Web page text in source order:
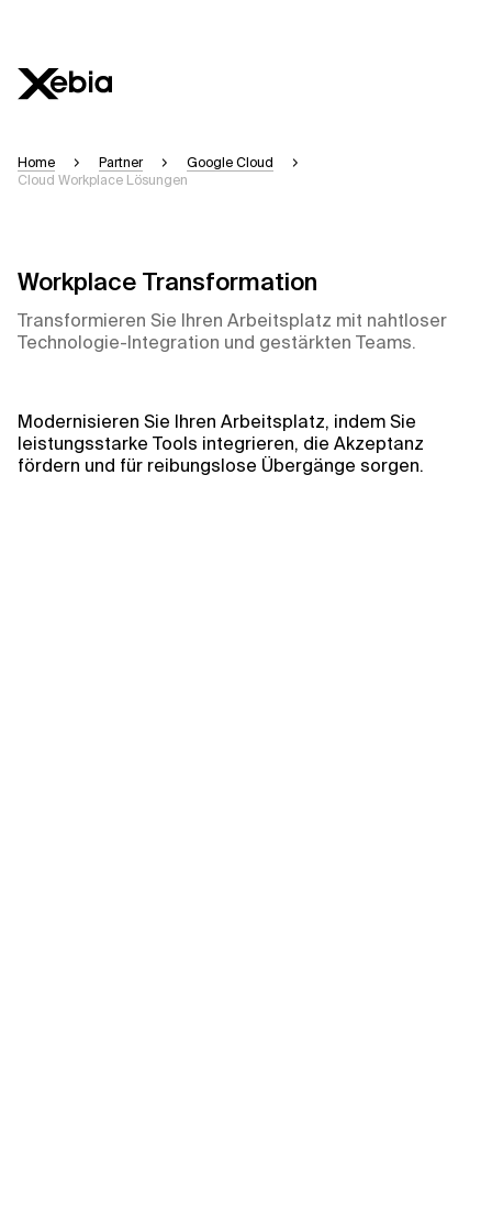
Home Partner
Google Cloud
Cloud Workplace Lösungen
Workplace Transformation
Transformieren Sie Ihren Arbeitsplatz mit nahtloser
Technologie-Integration und gestärkten Teams.
Modernisieren Sie Ihren Arbeitsplatz, indem Sie
leistungsstarke Tools integrieren, die Akzeptanz
fördern und für reibungslose Übergänge sorgen.